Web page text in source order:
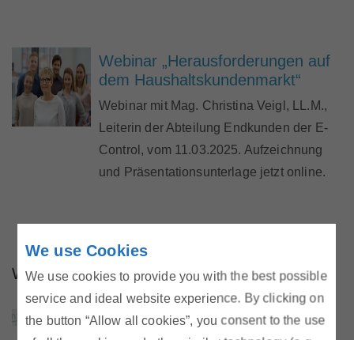
We use Cookies
We use cookies to provide you with the best possible
service and ideal website experience. By clicking on
the button “Allow all cookies”, you consent to the use
Webinar „Herausforderungen auf
dem Haushaltskundenmarkt“
Webinar mit Mag. Christina Veigl, LL.M.,
Leiterin der Abteilung Endkunden der E-
Control, vom 11.03.2025. Aufzeichnung
und Präsentationsunterlage jetzt online.
Webinare 2024
Webinar „Energieeffizienz